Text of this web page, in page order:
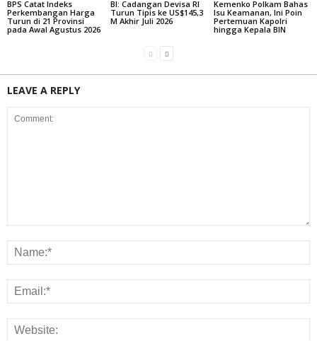
BPS Catat Indeks
Perkembangan Harga
Turun di 21 Provinsi
pada Awal Agustus 2026
BI: Cadangan Devisa RI
Turun Tipis ke US$145,3
M Akhir Juli 2026
Kemenko Polkam Bahas
Isu Keamanan, Ini Poin
Pertemuan Kapolri
hingga Kepala BIN
LEAVE A REPLY